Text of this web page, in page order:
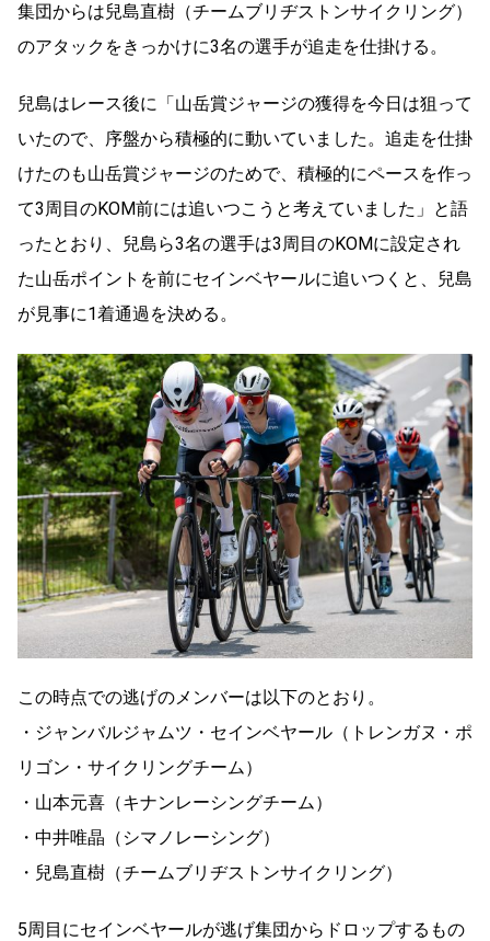
集団からは兒島直樹（チームブリヂストンサイクリング）
のアタックをきっかけに3名の選手が追走を仕掛ける。
兒島はレース後に「山岳賞ジャージの獲得を今日は狙って
いたので、序盤から積極的に動いていました。追走を仕掛
けたのも山岳賞ジャージのためで、積極的にペースを作っ
て3周目のKOM前には追いつこうと考えていました」と語
ったとおり、兒島ら3名の選手は3周目のKOMに設定され
た山岳ポイントを前にセインベヤールに追いつくと、兒島
が見事に1着通過を決める。
この時点での逃げのメンバーは以下のとおり。
・ジャンバルジャムツ・セインベヤール（トレンガヌ・ポ
リゴン・サイクリングチーム）
・山本元喜（キナンレーシングチーム）
・中井唯晶（シマノレーシング）
・兒島直樹（チームブリヂストンサイクリング）
5周目にセインベヤールが逃げ集団からドロップするもの